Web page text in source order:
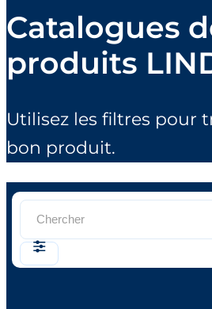
Catalogues
produits
Utilisez les filtres pour
bon produit.
Search